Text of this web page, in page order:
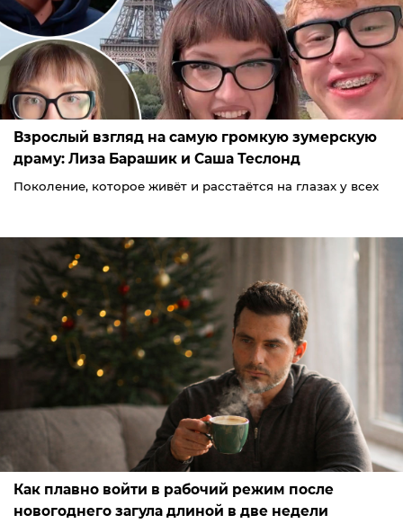
Взрослый взгляд на самую громкую зумерскую
драму: Лиза Барашик и Саша Теслонд
Поколение, которое живёт и расстаётся на глазах у всех
Как плавно войти в рабочий режим после
новогоднего загула длиной в две недели